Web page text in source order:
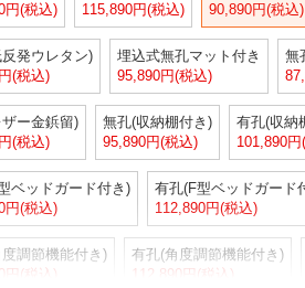
円(税込)
115,890円(税込)
90,890円(税込)
発ウレタン)
(税込)
埋込式無孔マット付き
95,890円(税込)
無
ー金鋲留)
(税込)
無孔(収納棚付き)
95,890円(税込)
有孔(収納
101,890
ベッドガード付き)
円(税込)
有孔(F型ベッドガード
112,890円(税込)
調節機能付き)
円(税込)
有孔(角度調節機能付き)
112,890円(税込)